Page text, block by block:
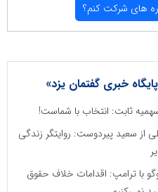
های شركت كنم؟
خبری گفتمان یزد»
ثابت: انتخاب با شماست!
از سعید پیردوست: روایتگر زندگی
با ترامپ: اقدامات خلاف حقوق